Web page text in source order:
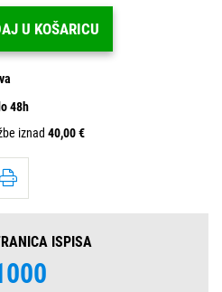
U KOŠARICU
48h
iznad 40,00 €
ISPISA